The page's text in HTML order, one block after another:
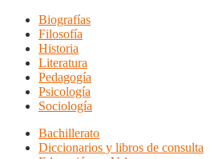
Biografías
Filosofía
Historia
Literatura
Pedagogía
Psicología
Sociología
Bachillerato
Diccionarios y libros de consulta